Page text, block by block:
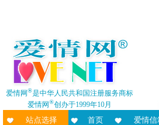
爱情网®是中华人民共和国注册服务商标
爱情网®创办于1999年10月
站点选择 首页 爱情信